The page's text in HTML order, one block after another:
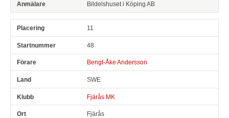
Bildelshuset i Köping AB
11
48
Bengt-Åke Andersson
SWE
Fjärås MK
Fjärås